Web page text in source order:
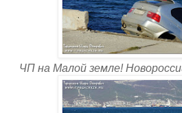
ЧП на Малой земле!